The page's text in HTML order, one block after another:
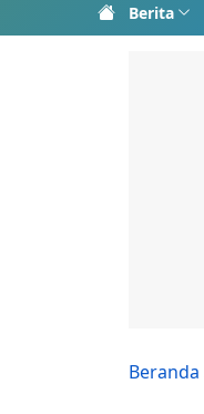
Berita
Beranda